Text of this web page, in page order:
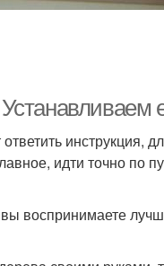
инструкция,
идти точно по
воспринимаете